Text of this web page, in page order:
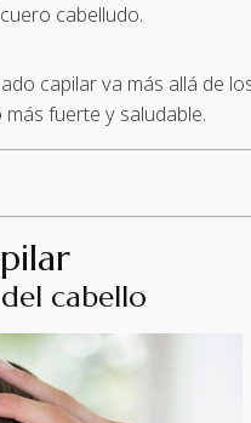
cabelludo.
capilar va más allá
fuerte y saludable.
cabello